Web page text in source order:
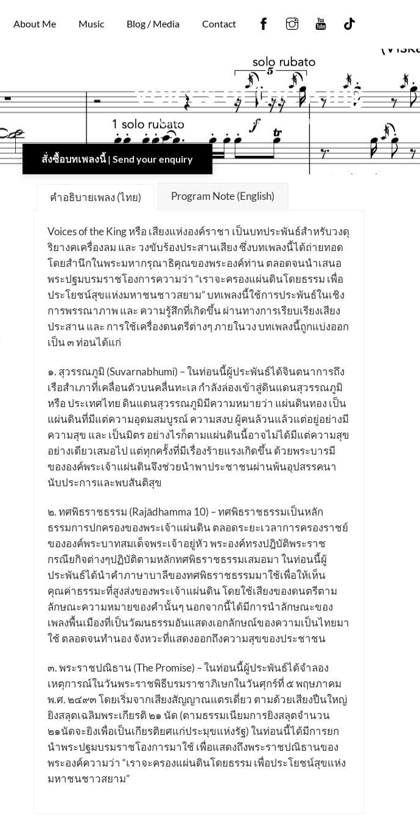
FacebookInstagramYouTube
About Me Music Blog / Media Contact
Voices of the King
Wind Ensemble + Choir | Grade 5+ | 24′ | 2015
สั่งซื้อบทเพลงนี้ | Send your enquiry
คำอธิบายเพลง (ไทย) Program Note (English)
Voices of the King หรือ เสียงแห่งองค์ราชา เป็นบทประพันธ์สำหรับวงดุ
ริยางคเครื่องลม และ วงขับร้องประสานเสียง ซึ่งบทเพลงนี้ได้ถ่ายทอด
โดยสำนึกในพระมหากรุณาธิคุณของพระองค์ท่าน ตลอดจนนำเสนอ
พระปฐมบรมราชโองการความว่า “เราจะครองแผ่นดินโดยธรรม เพื่อ
ประโยชน์สุขแห่งมหาชนชาวสยาม” บทเพลงนี้ใช้การประพันธ์ในเชิง
การพรรณาภาพ และ ความรู้สึกที่เกิดขึ้น ผ่านทางการเรียบเรียงเสียง
ประสาน และ การใช้เครื่องดนตรีต่างๆ ภายในวง บทเพลงนี้ถูกแบ่งออก
เป็น ๓ ท่อนได้แก่
๑.​ สุวรรณภูมิ (Suvarnabhumi) – ในท่อนนี้ผู้ประพันธ์ได้จินตนาการถึง
เรือสำเภาที่เคลื่อนตัวบนคลื่นทะเล กำลังล่องเข้าสู่ดินแดนสุวรรณภูมิ
หรือ ประเทศไทย ดินแดนสุวรรณภูมิมีความหมายว่า แผ่นดินทอง เป็น
แผ่นดินที่มีแต่ความอุดมสมบูรณ์ ความสงบ ผู้คนล้วนแล้วแต่อยู่อย่างมี
ความสุข และ เป็นมิตร อย่างไรก็ตามแผ่นดินนี้อาจไม่ได้มีแต่ความสุข
อย่างเดียวเสมอไป แต่ทุกครั้งที่มีเรื่องร้ายแรงเกิดขึ้น ด้วยพระบารมี
ขององค์พระเจ้าแผ่นดินจึงช่วยนำพาประชาชนผ่านพ้นอุปสรรคนา
นับประการและพบสันติสุข
๒. ทศพิธราชธรรม (Rajādhamma 10) – ทศพิธราชธรรมเป็นหลัก
ธรรมการปกครองของพระเจ้าแผ่นดิน ตลอดระยะเวลาการครองราชย์
ขององค์พระบาทสมเด็จพระเจ้าอยู่หัว พระองค์ทรงปฎิบัติพระราช
กรณียกิจต่างๆปฏิบัติตามหลักทศพิธราชธรรมเสมอมา ในท่อนนี้ผู้
ประพันธ์ได้นำคำภาษาบาลีของทศพิธราชธรรมมาใช้เพื่อให้เห็น
คุณค่าธรรมะที่สูงส่งของพระเจ้าแผ่นดิน โดยใช้เสียงของดนตรีตาม
ลักษณะความหมายของคำนั้นๆ นอกจากนี้ได้มีการนำลักษณะของ
เพลงพื้นเมืองที่เป็นวัฒนธรรมอันแสดงเอกลักษณ์ของความเป็นไทยมา
ใช้ ตลอดจนทำนอง จังหวะที่แสดงออกถึงความสุขของประชาชน
๓. พระราชปณิธาน (The Promise) – ในท่อนนี้ผู้ประพันธ์ได้จำลอง
เหตุการณ์ในวันพระราชพิธีบรมราชาภิเษกในวันศุกร์ที่ ๕ พฤษภาคม
พ.ศ. ๒๔๙๓ โดยเริ่มจากเสียงสัญญาณแตรเดี่ยว ตามด้วยเสียงปืนใหญ่
ยิงสลุตเฉลิมพระเกียรติ ๒๑ นัด (ตามธรรมเนียมการยิงสลุตจำนวน
๒๑นัดจะยิงเพื่อเป็นเกียรติยศแก่ประมุขแห่งรัฐ) ในท่อนนี้ได้มีการยก
นำพระปฐมบรมราชโองการมาใช้ เพื่อแสดงถึงพระราชปณิธานของ
พระองค์ความว่า “เราจะครองแผ่นดินโดยธรรม เพื่อประโยชน์สุขแห่ง
มหาชนชาวสยาม”